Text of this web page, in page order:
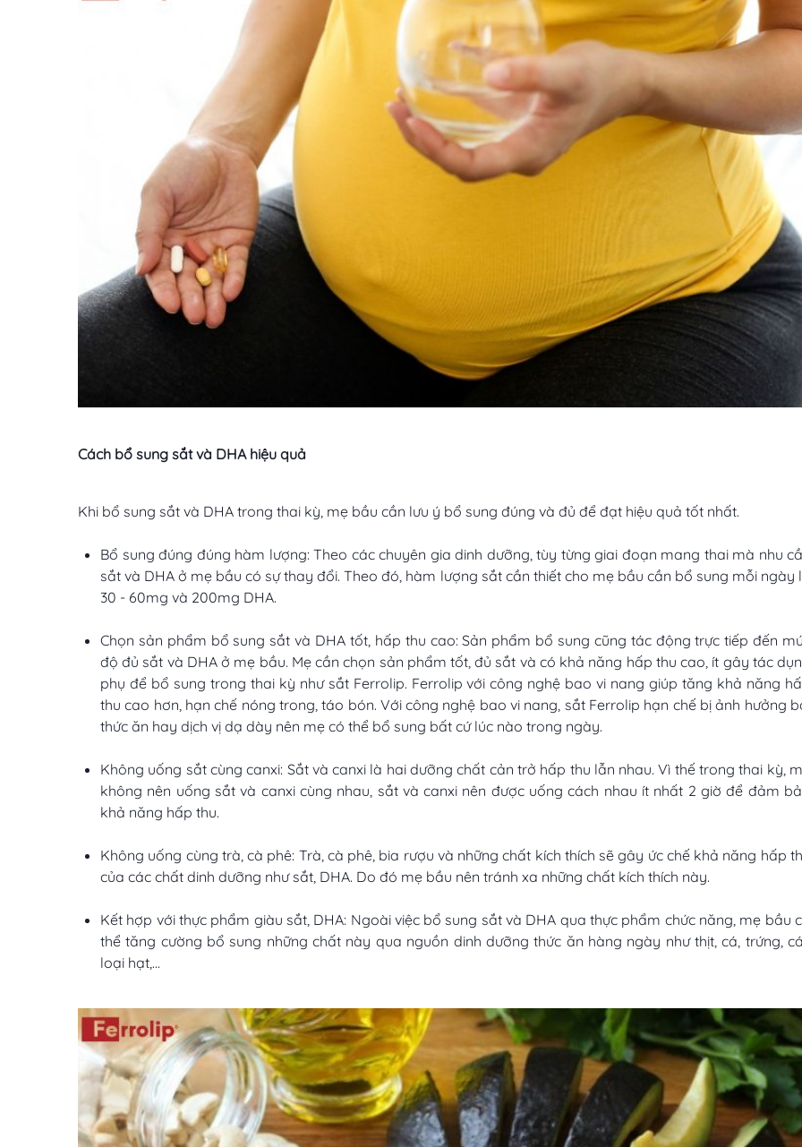
Cách bổ sung sắt và DHA hiệu quả
Khi bổ sung sắt và DHA trong thai kỳ, mẹ bầu cần lưu ý bổ sung đúng và đủ để đạt hiệu quả tốt nhất.
Bổ sung đúng đúng hàm lượng: Theo các chuyên gia dinh dưỡng, tùy từng giai đoạn mang thai mà nhu
sắt và DHA ở mẹ bầu có sự thay đổi. Theo đó, hàm lượng sắt cần thiết cho mẹ bầu cần bổ sung mỗi ngày
30 - 60mg và 200mg DHA.
Chọn sản phẩm bổ sung sắt và DHA tốt, hấp thu cao: Sản phẩm bổ sung cũng tác động trực tiếp đến
độ đủ sắt và DHA ở mẹ bầu. Mẹ cần chọn sản phẩm tốt, đủ sắt và có khả năng hấp thu cao, ít gây tác
phụ để bổ sung trong thai kỳ như sắt Ferrolip. Ferrolip với công nghệ bao vi nang giúp tăng khả năng
thu cao hơn, hạn chế nóng trong, táo bón. Với công nghệ bao vi nang, sắt Ferrolip hạn chế bị ảnh hưởng
thức ăn hay dịch vị dạ dày nên mẹ có thể bổ sung bất cứ lúc nào trong ngày.
Không uống sắt cùng canxi: Sắt và canxi là hai dưỡng chất cản trở hấp thu lẫn nhau. Vì thế trong thai kỳ,
không nên uống sắt và canxi cùng nhau, sắt và canxi nên được uống cách nhau ít nhất 2 giờ để đảm
khả năng hấp thu.
Không uống cùng trà, cà phê: Trà, cà phê, bia rượu và những chất kích thích sẽ gây ức chế khả năng hấp
của các chất dinh dưỡng như sắt, DHA. Do đó mẹ bầu nên tránh xa những chất kích thích này.
Kết hợp với thực phẩm giàu sắt, DHA: Ngoài việc bổ sung sắt và DHA qua thực phẩm chức năng, mẹ bầu
thể tăng cường bổ sung những chất này qua nguồn dinh dưỡng thức ăn hàng ngày như thịt, cá, trứng,
loại hạt,...